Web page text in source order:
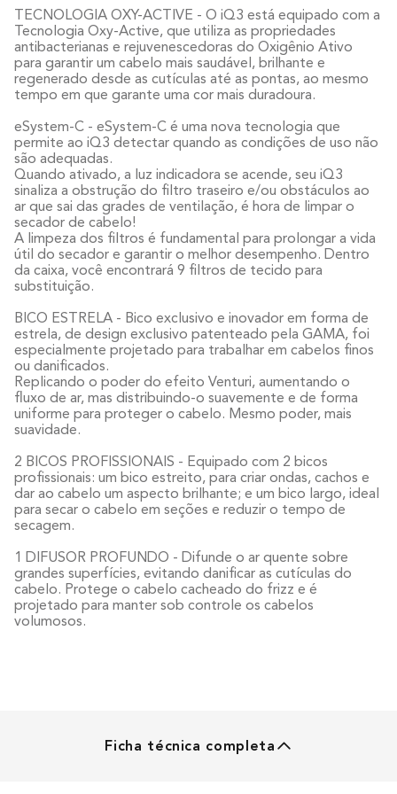
TECNOLOGIA OXY-ACTIVE - O iQ3 está equipado com a
Tecnologia Oxy-Active, que utiliza as propriedades
antibacterianas e rejuvenescedoras do Oxigênio Ativo
para garantir um cabelo mais saudável, brilhante e
regenerado desde as cutículas até as pontas, ao mesmo
tempo em que garante uma cor mais duradoura.
eSystem-C - eSystem-C é uma nova tecnologia que
permite ao iQ3 detectar quando as condições de uso não
são adequadas.
Quando ativado, a luz indicadora se acende, seu iQ3
sinaliza a obstrução do filtro traseiro e/ou obstáculos ao
ar que sai das grades de ventilação, é hora de limpar o
secador de cabelo!
A limpeza dos filtros é fundamental para prolongar a vida
útil do secador e garantir o melhor desempenho. Dentro
da caixa, você encontrará 9 filtros de tecido para
substituição.
BICO ESTRELA - Bico exclusivo e inovador em forma de
estrela, de design exclusivo patenteado pela GAMA, foi
especialmente projetado para trabalhar em cabelos finos
ou danificados.
Replicando o poder do efeito Venturi, aumentando o
fluxo de ar, mas distribuindo-o suavemente e de forma
uniforme para proteger o cabelo. Mesmo poder, mais
suavidade.
2 BICOS PROFISSIONAIS - Equipado com 2 bicos
profissionais: um bico estreito, para criar ondas, cachos e
dar ao cabelo um aspecto brilhante; e um bico largo, ideal
para secar o cabelo em seções e reduzir o tempo de
secagem.
1 DIFUSOR PROFUNDO - Difunde o ar quente sobre
grandes superfícies, evitando danificar as cutículas do
cabelo. Protege o cabelo cacheado do frizz e é
projetado para manter sob controle os cabelos
volumosos.
Ficha técnica completa